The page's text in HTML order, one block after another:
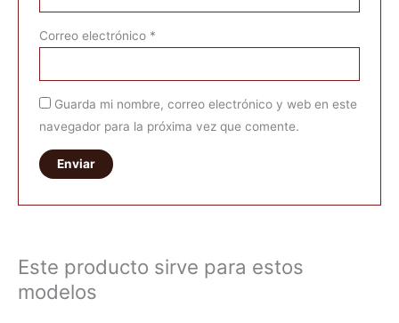
Correo electrónico *
Guarda mi nombre, correo electrónico y web en este
navegador para la próxima vez que comente.
Este producto sirve para estos
modelos